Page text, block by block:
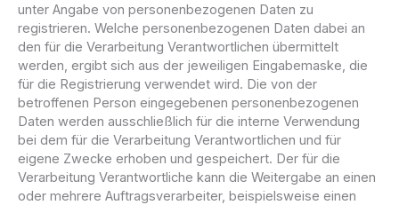
unter Angabe von personenbezogenen Daten zu
registrieren. Welche personenbezogenen Daten dabei an
den für die Verarbeitung Verantwortlichen übermittelt
werden, ergibt sich aus der jeweiligen Eingabemaske, die
für die Registrierung verwendet wird. Die von der
betroffenen Person eingegebenen personenbezogenen
Daten werden ausschließlich für die interne Verwendung
bei dem für die Verarbeitung Verantwortlichen und für
eigene Zwecke erhoben und gespeichert. Der für die
Verarbeitung Verantwortliche kann die Weitergabe an einen
oder mehrere Auftragsverarbeiter, beispielsweise einen